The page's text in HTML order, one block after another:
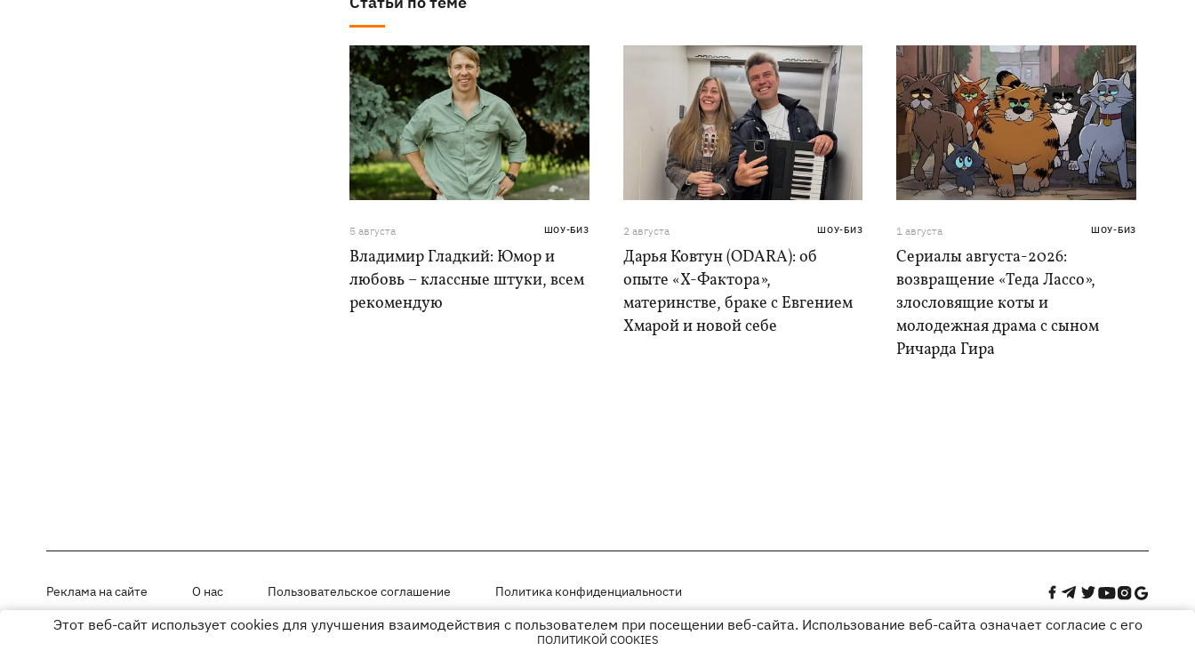
5 августа ШОУ-БИЗ
Владимир Гладкий: Юмор и
любовь – классные штуки, всем
рекомендую
2 августа ШОУ-БИЗ
Дарья Ковтун (ODARA): об
опыте «Х-Фактора»,
материнстве, браке с Евгением
Хмарой и новой себе
1 августа ШОУ-БИЗ
Сериалы августа-2026:
возвращение «Теда Лассо»,
злословящие коты и
молодежная драма с сыном
Ричарда Гира
Реклама на сайте О нас Пользовательское соглашение Политика конфиденциальности
Материалы под рубриками «Новости компании», «PR» и «Факт» размещены на правах рекламы
Этот веб-сайт использует cookies для улучшения взаимодействия с пользователем при посещении веб-сайта. Использование веб-сайта означает согласие с его
ПОЛИТИКОЙ COOKIES